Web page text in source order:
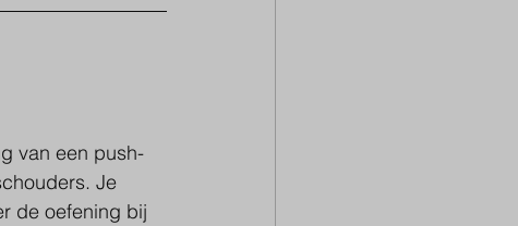
van een push-
Je
de oefening bij